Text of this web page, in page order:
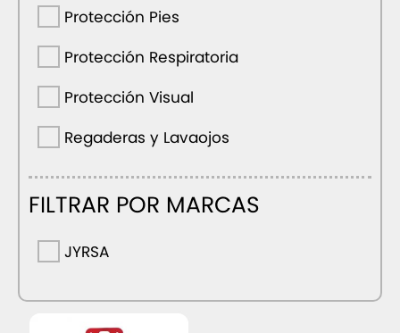
Protección Pies
Protección Respiratoria
Protección Visual
Regaderas y Lavaojos
FILTRAR POR MARCAS
JYRSA